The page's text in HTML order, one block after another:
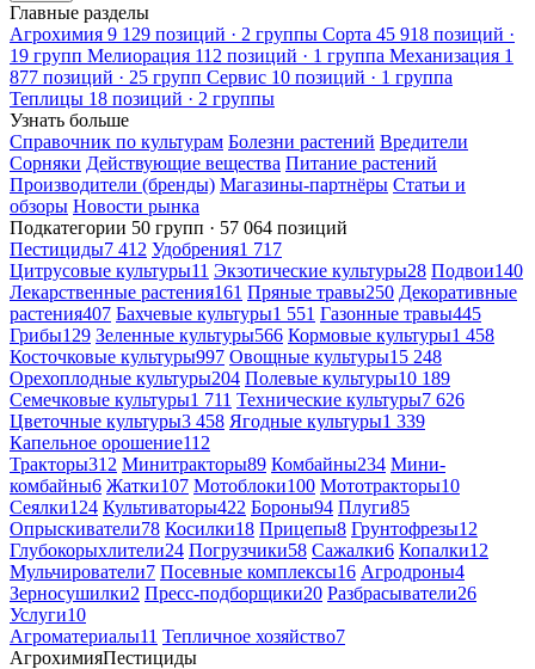
Главные разделы
Агрохимия 9 129 позиций · 2 группы Сорта 45 918 позиций ·
19 групп Мелиорация 112 позиций · 1 группа Механизация 1
877 позиций · 25 групп Сервис 10 позиций · 1 группа
Теплицы 18 позиций · 2 группы
Узнать больше
Справочник по культурам Болезни растений Вредители
Сорняки Действующие вещества Питание растений
Производители (бренды) Магазины-партнёры Статьи и
обзоры Новости рынка
Подкатегории 50 групп · 57 064 позиций
Пестициды7 412 Удобрения1 717
Цитрусовые культуры11 Экзотические культуры28 Подвои140
Лекарственные растения161 Пряные травы250 Декоративные
растения407 Бахчевые культуры1 551 Газонные травы445
Грибы129 Зеленные культуры566 Кормовые культуры1 458
Косточковые культуры997 Овощные культуры15 248
Орехоплодные культуры204 Полевые культуры10 189
Семечковые культуры1 711 Технические культуры7 626
Цветочные культуры3 458 Ягодные культуры1 339
Капельное орошение112
Тракторы312 Минитракторы89 Комбайны234 Мини-
комбайны6 Жатки107 Мотоблоки100 Мототракторы10
Сеялки124 Культиваторы422 Бороны94 Плуги85
Опрыскиватели78 Косилки18 Прицепы8 Грунтофрезы12
Глубокорыхлители24 Погрузчики58 Сажалки6 Копалки12
Мульчирователи7 Посевные комплексы16 Агродроны4
Зерносушилки2 Пресс-подборщики20 Разбрасыватели26
Услуги10
Агроматериалы11 Тепличное хозяйство7
АгрохимияПестициды